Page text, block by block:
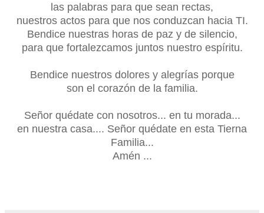
las palabras para que sean rectas,
nuestros actos para que nos conduzcan hacia TI.
Bendice nuestras horas de paz y de silencio,
para que fortalezcamos juntos nuestro espíritu.
Bendice nuestros dolores y alegrías porque
son el corazón de la familia.
Señor quédate con nosotros... en tu morada...
en nuestra casa.... Señor quédate en esta Tierna
Familia...
Amén ...